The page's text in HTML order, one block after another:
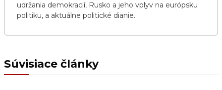
udržania demokracií, Rusko a jeho vplyv na európsku
politiku, a aktuálne politické dianie.
Súvisiace články